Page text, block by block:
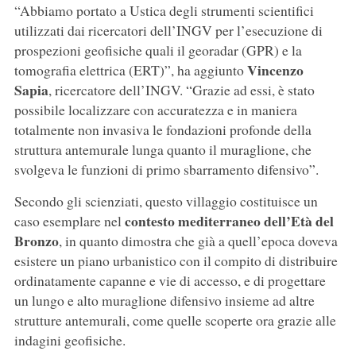
“Abbiamo portato a Ustica degli strumenti scientifici
utilizzati dai ricercatori dell’INGV per l’esecuzione di
prospezioni geofisiche quali il georadar (GPR) e la
tomografia elettrica (ERT)”, ha aggiuntoVincenzo
Sapia, ricercatore dell’INGV. “Grazie ad essi, è stato
possibile localizzare con accuratezza e in maniera
totalmente non invasiva le fondazioni profonde della
struttura antemurale lunga quanto il muraglione, che
svolgeva le funzioni di primo sbarramento difensivo”.
Secondo gli scienziati, questo villaggio costituisce un
caso esemplare nelcontesto mediterraneo dell’Età del
Bronzo, in quanto dimostra che già a quell’epoca doveva
esistere un piano urbanistico con il compito di distribuire
ordinatamente capanne e vie di accesso, e di progettare
un lungo e alto muraglione difensivo insieme ad altre
strutture antemurali, come quelle scoperte ora grazie alle
indagini geofisiche.